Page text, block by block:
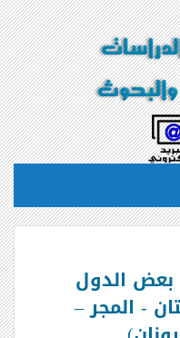
الدول
- المجر –